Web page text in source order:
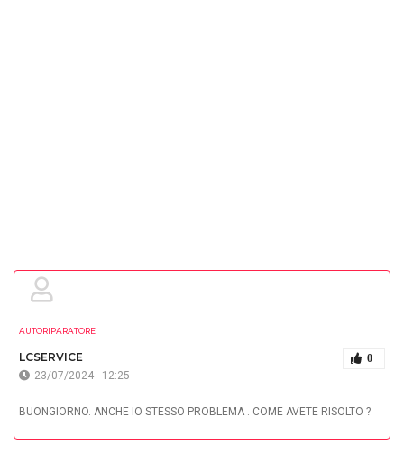
AUTORIPARATORE
LCSERVICE 0
23/07/2024 - 12:25
BUONGIORNO. ANCHE IO STESSO PROBLEMA . COME AVETE RISOLTO ?